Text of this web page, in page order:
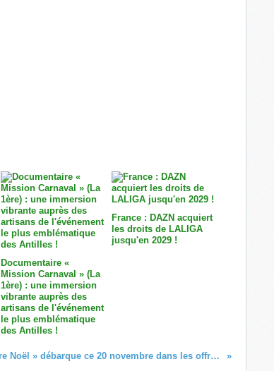
Documentaire «
Mission Carnaval » (La
1ère) : une immersion
vibrante auprès des
artisans de l'événement
le plus emblématique
des Antilles !
France : DAZN acquiert
les droits de LALIGA
jusqu'en 2029 !
« La Chaîne du Père Noël » débarque ce 20 novembre dans les offres de la TV d'Orange en Outre-Mer !